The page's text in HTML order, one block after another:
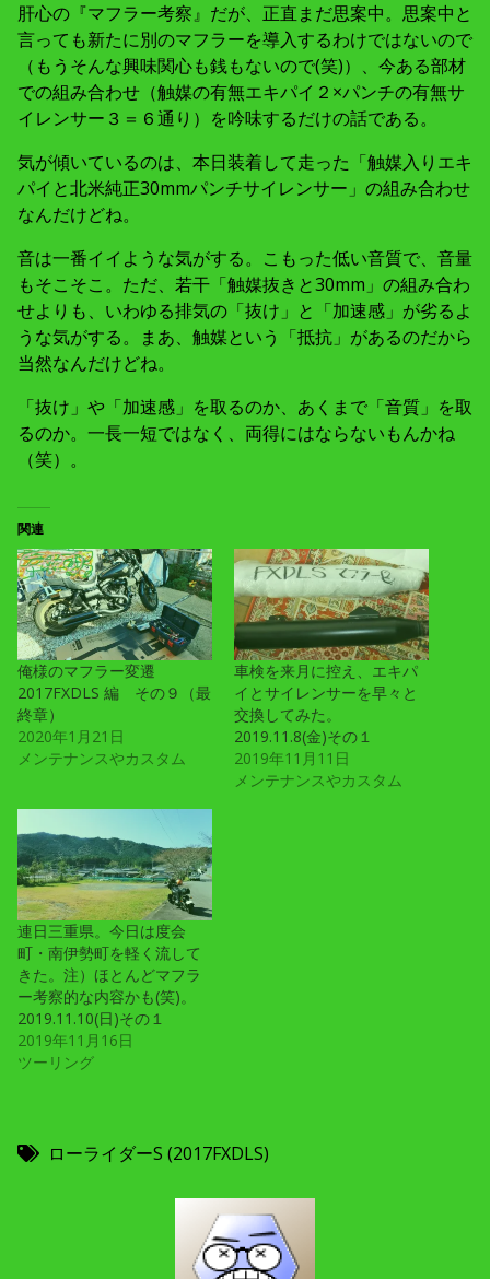
肝心の『マフラー考察』だが、正直まだ思案中。思案中と
言っても新たに別のマフラーを導入するわけではないので
（もうそんな興味関心も銭もないので(笑)）、今ある部材
での組み合わせ（触媒の有無エキパイ２×パンチの有無サ
イレンサー３＝６通り）を吟味するだけの話である。
気が傾いているのは、本日装着して走った「触媒入りエキ
パイと北米純正30mmパンチサイレンサー」の組み合わせ
なんだけどね。
音は一番イイような気がする。こもった低い音質で、音量
もそこそこ。ただ、若干「触媒抜きと30mm」の組み合わ
せよりも、いわゆる排気の「抜け」と「加速感」が劣るよ
うな気がする。まあ、触媒という「抵抗」があるのだから
当然なんだけどね。
「抜け」や「加速感」を取るのか、あくまで「音質」を取
るのか。一長一短ではなく、両得にはならないもんかね
（笑）。
関連
俺様のマフラー変遷
2017FXDLS 編 その９（最
終章）
2020年1月21日
メンテナンスやカスタム
車検を来月に控え、エキパ
イとサイレンサーを早々と
交換してみた。
2019.11.8(金)その１
2019年11月11日
メンテナンスやカスタム
連日三重県。今日は度会
町・南伊勢町を軽く流して
きた。注）ほとんどマフラ
ー考察的な内容かも(笑)。
2019.11.10(日)その１
2019年11月16日
ツーリング
ローライダーS (2017FXDLS)